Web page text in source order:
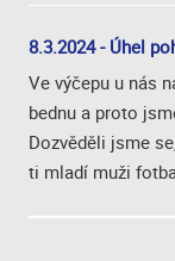
8.3.2024 - Úhel
Ve výčepu u nás
bednu a proto
Dozvěděli jsme
ti mladí muži